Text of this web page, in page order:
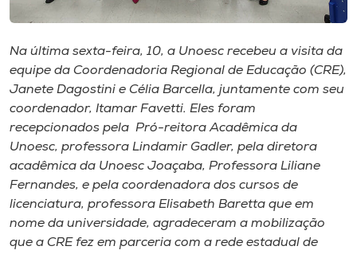
Unoesc
Store
Selecione
o idioma
A+
A-
Na última sexta-feira, 10, a Unoesc recebeu a visita da
equipe da Coordenadoria Regional de Educação (CRE),
Janete Dagostini e Célia Barcella, juntamente com seu
coordenador, Itamar Favetti. Eles foram
recepcionados pela Pró-reitora Acadêmica da
Unoesc, professora Lindamir Gadler, pela diretora
acadêmica da Unoesc Joaçaba, Professora Liliane
Fernandes, e pela coordenadora dos cursos de
licenciatura, professora Elisabeth Baretta que em
nome da universidade, agradeceram a mobilização
que a CRE fez em parceria com a rede estadual de